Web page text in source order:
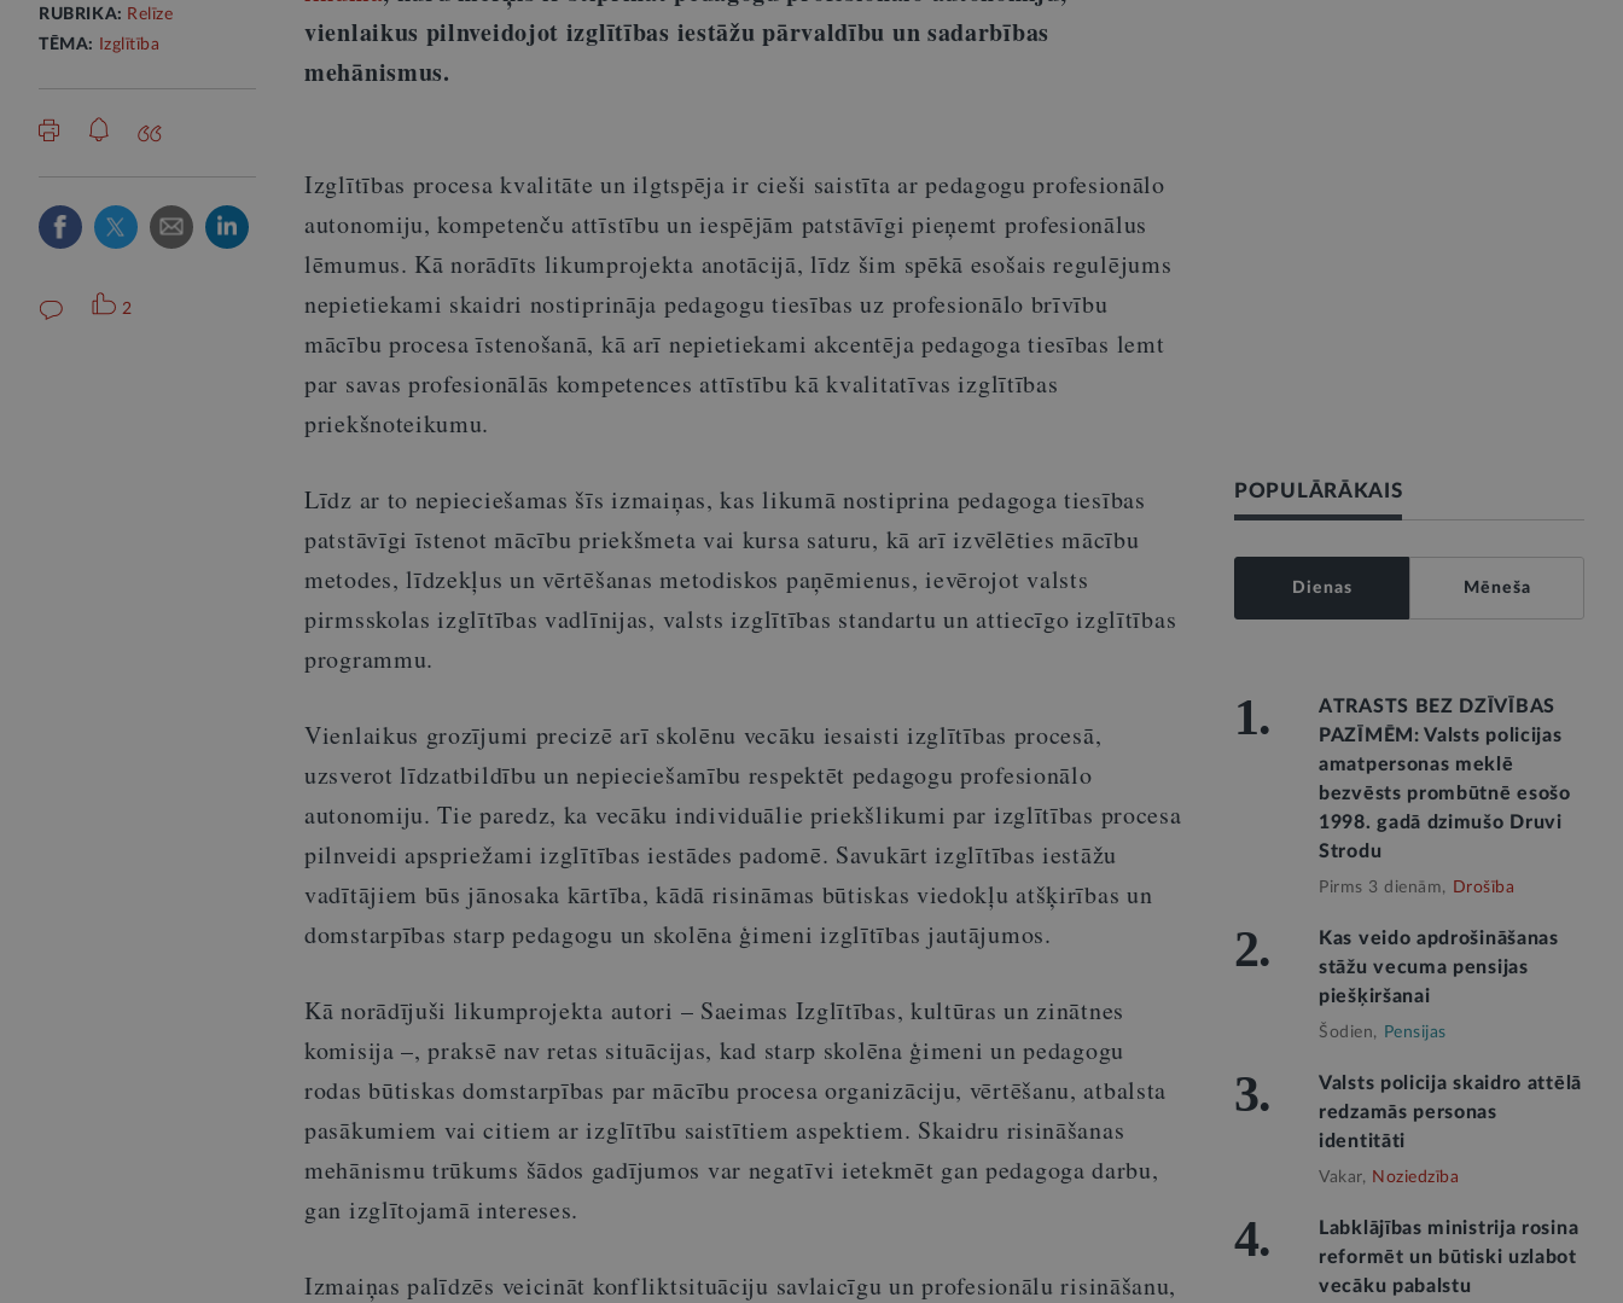
RUBRIKA: Relīze
TĒMA:
Izglītība
2
vienlaikus pilnveidojot izglītības iestāžu pārvaldību un sadarbības
mehānismus.
Izglītības procesa kvalitāte un ilgtspēja ir cieši saistīta ar pedagogu profesionālo
autonomiju, kompetenču attīstību un iespējām patstāvīgi pieņemt profesionālus
lēmumus. Kā norādīts likumprojekta anotācijā, līdz šim spēkā esošais regulējums
nepietiekami skaidri nostiprināja pedagogu tiesības uz profesionālo brīvību
mācību procesa īstenošanā, kā arī nepietiekami akcentēja pedagoga tiesības lemt
par savas profesionālās kompetences attīstību kā kvalitatīvas izglītības
priekšnoteikumu.
Līdz ar to nepieciešamas šīs izmaiņas, kas likumā nostiprina pedagoga tiesības
patstāvīgi īstenot mācību priekšmeta vai kursa saturu, kā arī izvēlēties mācību
metodes, līdzekļus un vērtēšanas metodiskos paņēmienus, ievērojot valsts
pirmsskolas izglītības vadlīnijas, valsts izglītības standartu un attiecīgo izglītības
programmu.
Vienlaikus grozījumi precizē arī skolēnu vecāku iesaisti izglītības procesā,
uzsverot līdzatbildību un nepieciešamību respektēt pedagogu profesionālo
autonomiju. Tie paredz, ka vecāku individuālie priekšlikumi par izglītības procesa
pilnveidi apspriežami izglītības iestādes padomē. Savukārt izglītības iestāžu
vadītājiem būs jānosaka kārtība, kādā risināmas būtiskas viedokļu atšķirības un
domstarpības starp pedagogu un skolēna ģimeni izglītības jautājumos.
Kā norādījuši likumprojekta autori – Saeimas Izglītības, kultūras un zinātnes
komisija –, praksē nav retas situācijas, kad starp skolēna ģimeni un pedagogu
rodas būtiskas domstarpības par mācību procesa organizāciju, vērtēšanu, atbalsta
pasākumiem vai citiem ar izglītību saistītiem aspektiem. Skaidru risināšanas
mehānismu trūkums šādos gadījumos var negatīvi ietekmēt gan pedagoga darbu,
gan izglītojamā intereses.
Izmaiņas palīdzēs veicināt konfliktsituāciju savlaicīgu un profesionālu risināšanu,
POPULĀRĀKAIS
Dienas Mēneša
1.
ATRASTS BEZ DZĪVĪBAS
PAZĪMĒM: Valsts policijas
amatpersonas meklē
bezvēsts prombūtnē esošo
1998. gadā dzimušo Druvi
Strodu
Pirms 3 dienām, Drošība
2.
Kas veido apdrošināšanas
stāžu vecuma pensijas
piešķiršanai
Šodien, Pensijas
3.
Valsts policija skaidro attēlā
redzamās personas
identitāti
Vakar, Noziedzība
4.
Labklājības ministrija rosina
reformēt un būtiski uzlabot
vecāku pabalstu